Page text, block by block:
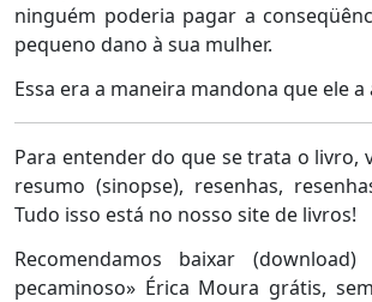
ninguém poderia pagar a
pequeno dano à sua mulher.
Essa era a maneira mandona que ele a
Para entender do que se trata o livro,
resumo (sinopse), resenhas,
Tudo isso está no nosso site de livros!
Recomendamos baixar
pecaminoso» Érica Moura grátis,